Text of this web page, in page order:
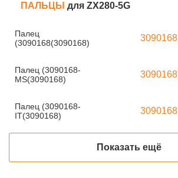
ПАЛЬЦЫ для ZX280-5G
Палец
(3090168(3090168)
3090168
Палец (3090168-
MS(3090168)
3090168
Палец (3090168-
IT(3090168)
3090168
Показать ещё